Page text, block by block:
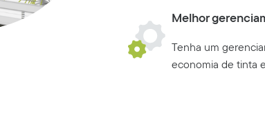
Melhor
Tenha um
economia de tinta